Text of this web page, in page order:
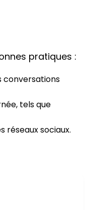
pratiques :
conversations
tels que
réseaux sociaux.